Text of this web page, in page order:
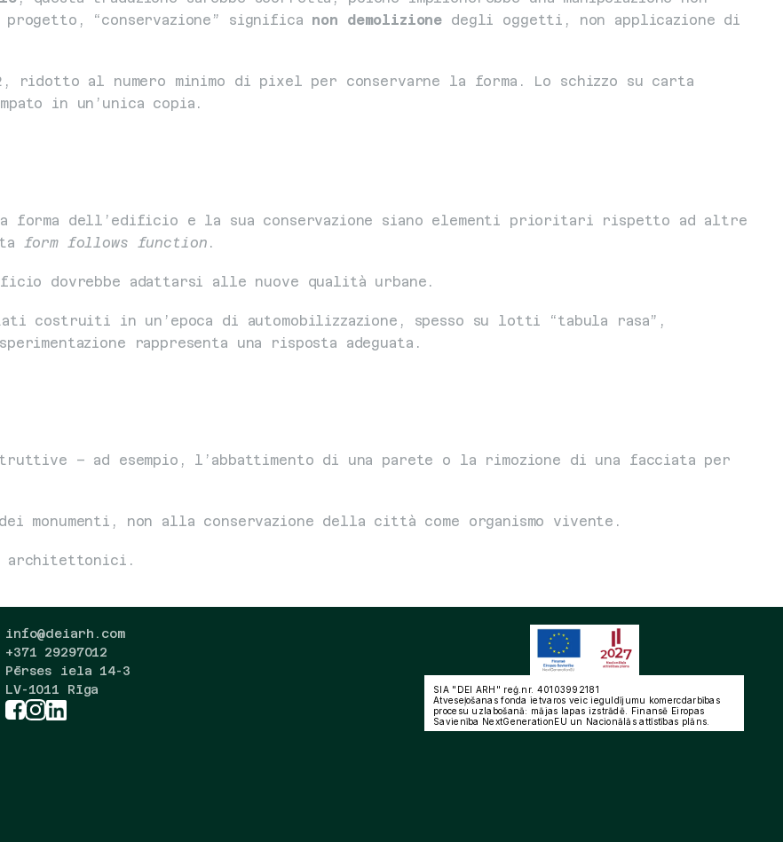
“conservazione” significa non demolizione degli oggetti, non applicazione di
ridotto al numero minimo di pixel per conservarne la forma. Lo schizzo su carta
in un’unica copia.
forma dell’edificio e la sua conservazione siano elementi prioritari rispetto ad altre
form follows function .
dovrebbe adattarsi alle nuove qualità urbane.
costruiti in un’epoca di automobilizzazione, spesso su lotti “tabula rasa”,
rappresenta una risposta adeguata.
– ad esempio, l’abbattimento di una parete o la rimozione di una facciata per
non alla conservazione della città come organismo vivente.
architettonici.
info@deiarh.com
+371 29297012
Pērses iela 14-3
LV-1011 Rīga
SIA "DEI ARH" reģ.nr. 40103992181
Atveseļošanas fonda ietvaros veic ieguldījumu komercdarbības
procesu uzlabošanā: mājas lapas izstrādē. Finansē Eiropas
Savienība NextGenerationEU un Nacionālās attīstības plāns.